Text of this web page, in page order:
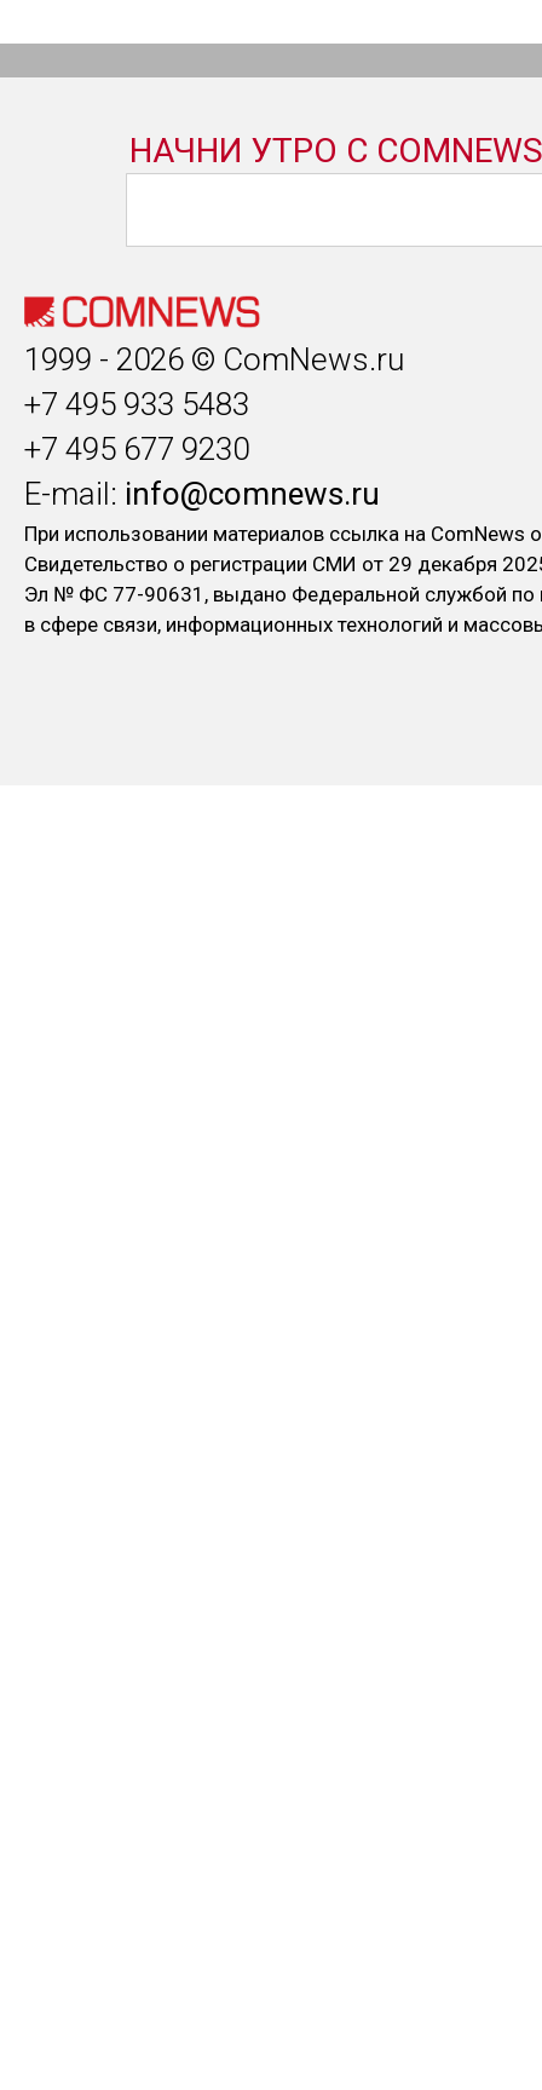
1999 - 2026 © ComNews.ru
+7 495 933 5483
+7 495 677 9230
E-mail: info@comnews.ru
При использовании материалов ссылка на ComNews
Свидетельство о регистрации СМИ от 29 декабря
Эл № ФC 77-90631, выдано Федеральной службой по
в сфере связи, информационных технологий и